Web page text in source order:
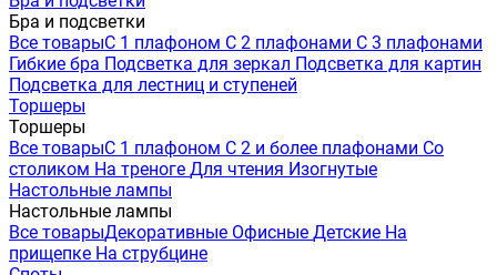
Бра и подсветки
Все товарыС 1 плафоном С 2 плафонами С 3 плафонами
Гибкие бра Подсветка для зеркал Подсветка для картин
Подсветка для лестниц и ступеней
Торшеры
Торшеры
Все товарыС 1 плафоном С 2 и более плафонами Со
столиком На треноге Для чтения Изогнутые
Настольные лампы
Настольные лампы
Все товарыДекоративные Офисные Детские На
прищепке На струбцине